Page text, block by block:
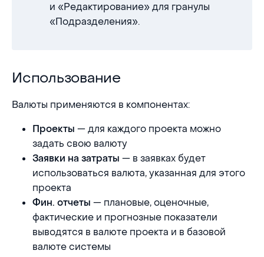
и «Редактирование» для гранулы
«Подразделения».
Использование
Использование
Валюты применяются в компонентах:
Проекты — для каждого проекта можно
задать свою валюту
Заявки на затраты — в заявках будет
использоваться валюта, указанная для этого
проекта
Фин. отчеты — плановые, оценочные,
фактические и прогнозные показатели
выводятся в валюте проекта и в базовой
валюте системы